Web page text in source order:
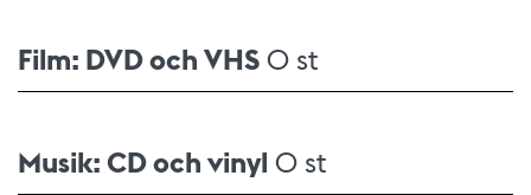
Film: DVD och VHS0 st
Musik: CD och vinyl 0 st